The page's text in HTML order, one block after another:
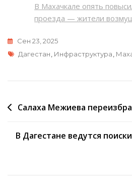
В Махачкале опять
проезда — жители
Сен 23, 2025
Метки
Дагестан Инфраструктура
Навигация
записям
Салаха Межиева
В Дагестане ведутся